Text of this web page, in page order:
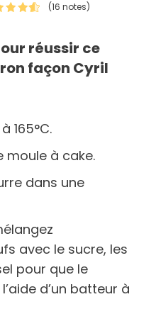
(16 notes)
réussir ce
façon Cyril
165°C.
moule à cake.
dans une
avec le sucre, les
pour que le
d’un batteur à